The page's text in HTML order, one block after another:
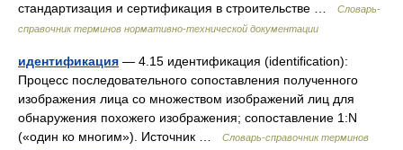
стандартизация и сертификация в строительстве …
Словарь-
справочник терминов нормативно-технической документации
идентификация — 4.15 идентификация (identification):
Процесс последовательного сопоставления полученного
изображения лица со множеством изображений лиц для
обнаружения похожего изображения; сопоставление 1:N
(«один ко многим»). Источник …
Словарь-справочник терминов